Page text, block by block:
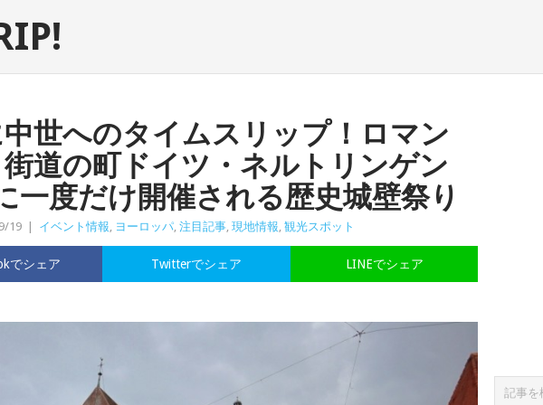
中世へのタイムスリップ！ロマン
道の町ドイツ・ネルトリンゲン
一度だけ開催される歴史城壁祭り
19 イベント情報, ヨーロッパ, 注目記事, 現地情報, 観光スポット
でシェア LINEでシェア
Twitterでシェア